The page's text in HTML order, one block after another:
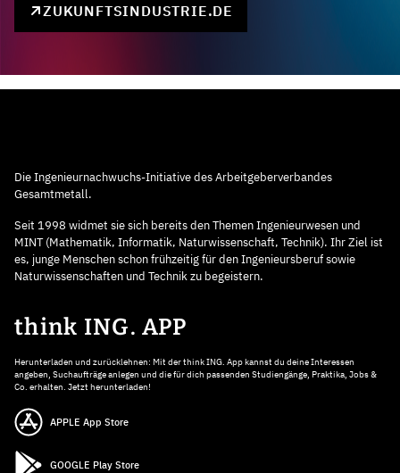
ZUKUNFTSINDUSTRIE.DE
Die Ingenieurnachwuchs-Initiative des Arbeitgeberverbandes
Gesamtmetall.
Seit 1998 widmet sie sich bereits den Themen Ingenieurwesen und
MINT (Mathematik, Informatik, Naturwissenschaft, Technik). Ihr Ziel ist
es, junge Menschen schon frühzeitig für den Ingenieursberuf sowie
Naturwissenschaften und Technik zu begeistern.
think ING. APP
Herunterladen und zurücklehnen: Mit der think ING. App kannst du deine Interessen
angeben, Suchaufträge anlegen und die für dich passenden Studiengänge, Praktika, Jobs &
Co. erhalten. Jetzt herunterladen!
APPLE App Store
GOOGLE Play Store